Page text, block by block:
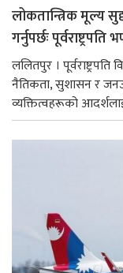
लोकतान्त्रिक मूल्य
गर्नुपर्छः पूर्वराष्ट्रपति
ललितपुर । पूर्वराष्ट्रपति
नैतिकता, सुशासन र
व्यक्तित्वहरूको